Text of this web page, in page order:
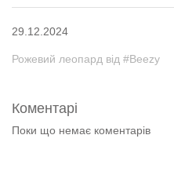
29.12.2024
Рожевий леопард від #Beezy
Коментарі
Поки що немає коментарів